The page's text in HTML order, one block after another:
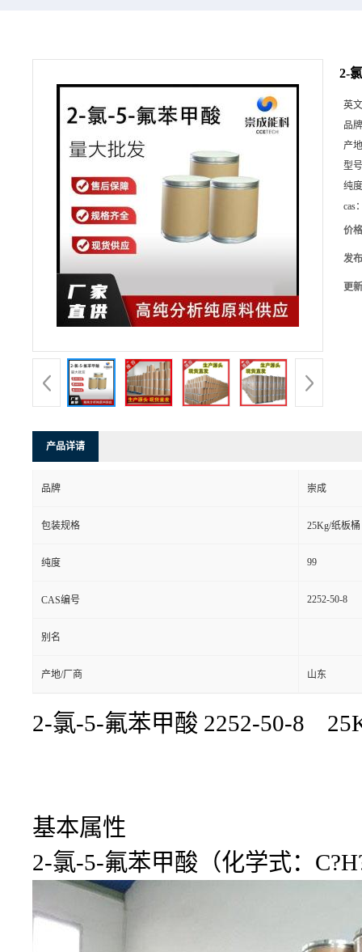
2-
英
品
产
型
纯
cas
价
发
更
产品详请
品牌 崇成
包装规格 25Kg/纸板桶
纯度 99
CAS编号 2252-50-8
别名
产地/厂商 山东
2-氯-5-氟苯甲酸 2252-50-8
基本属性
2-氯-5-氟苯甲酸（化学式：